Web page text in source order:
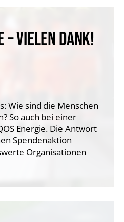
– VIELEN DANK!
Wie sind die Menschen
So auch bei einer
Energie. Die Antwort
Spendenaktion
Organisationen